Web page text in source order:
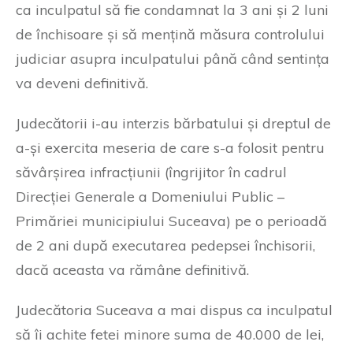
ca inculpatul să fie condamnat la 3 ani și 2 luni
de închisoare și să mențină măsura controlului
judiciar asupra inculpatului până când sentința
va deveni definitivă.
Judecătorii i-au interzis bărbatului și dreptul de
a-și exercita meseria de care s-a folosit pentru
săvârșirea infracțiunii (îngrijitor în cadrul
Direcției Generale a Domeniului Public –
Primăriei municipiului Suceava) pe o perioadă
de 2 ani după executarea pedepsei închisorii,
dacă aceasta va rămâne definitivă.
Judecătoria Suceava a mai dispus ca inculpatul
să îi achite fetei minore suma de 40.000 de lei,